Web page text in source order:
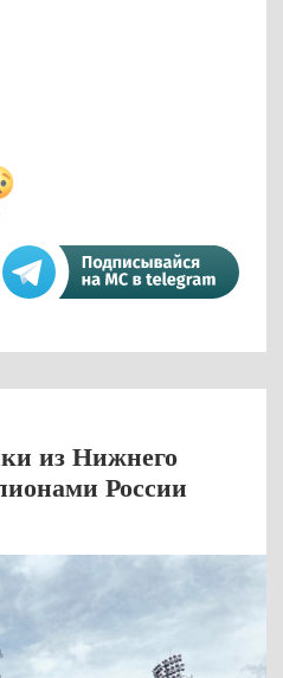
из Нижнего
России